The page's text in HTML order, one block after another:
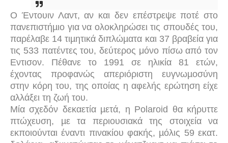
Ο Έντουιν Λαντ, αν και δεν επέστρεψε ποτέ στο
πανεπιστήµιο για να ολοκληρώσει τις σπουδές του,
παρέλαβε 14 τιµητικά διπλώµατα και 37 βραβεία για
τις 533 πατέντες του, δεύτερος μόνο πίσω από τον
Εντισον. Πέθανε το 1991 σε ηλικία 81 ετών,
έχοντας προφανώς απεριόριστη ευγνωµοσύνη
στην κόρη του, της οποίας η αφελής ερώτηση είχε
αλλάξει τη ζωή του.
Μία σχεδόν δεκαετία µετά, η Polaroid θα κήρυττε
πτώχευση, µε τα περιουσιακά της στοιχεία να
εκποιούνται έναντι πινακίου φακής, µόλις 59 εκατ.